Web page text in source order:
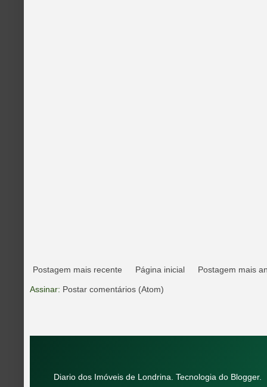
Postagem mais recente Postagem mais
Página inicial
Assinar: Postar comentários (Atom)
Diario dos Imóveis de Londrina. Tecnologia do Blogger.